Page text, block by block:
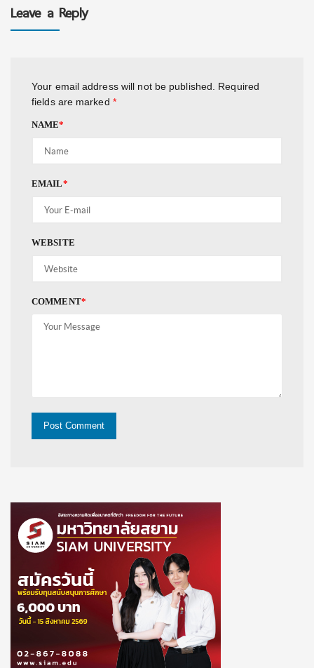
Leave a Reply
Your email address will not be published. Required
fields are marked *
NAME*
EMAIL*
WEBSITE
COMMENT*